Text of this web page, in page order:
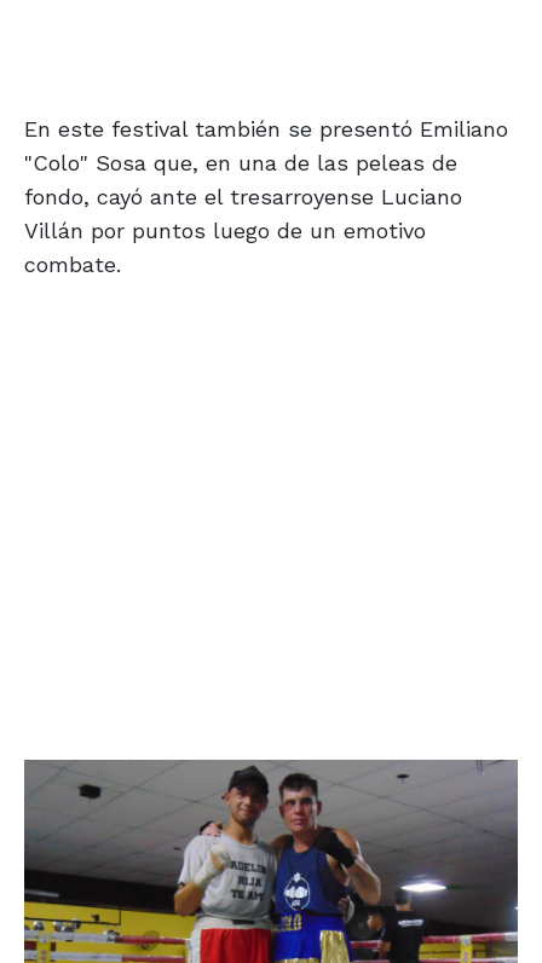
En este festival también se presentó Emiliano
"Colo" Sosa que, en una de las peleas de
fondo, cayó ante el tresarroyense Luciano
Villán por puntos luego de un emotivo
combate.